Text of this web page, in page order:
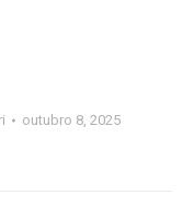
outubro 8, 2025